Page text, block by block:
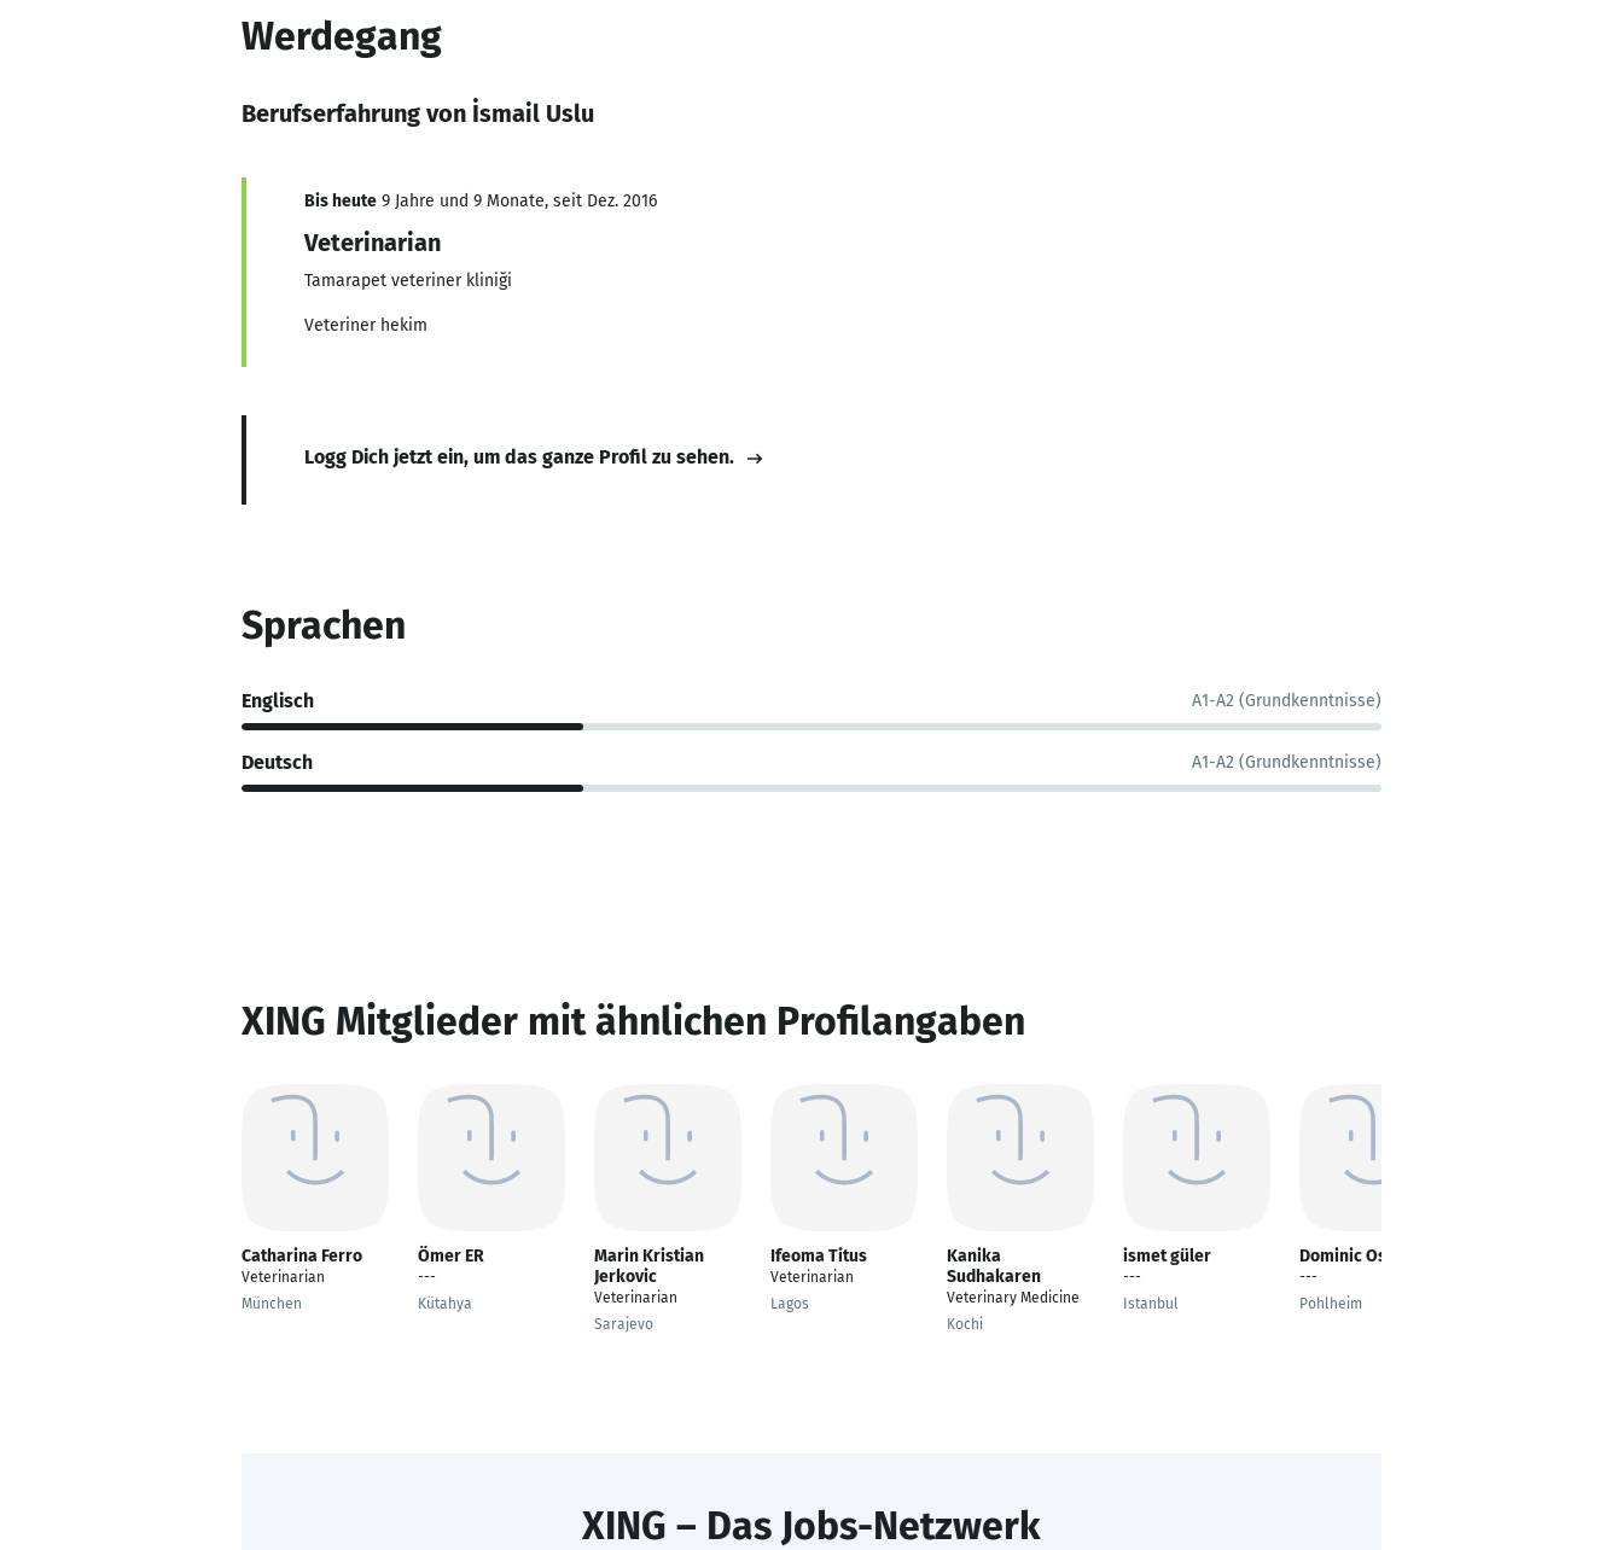
Werdegang
Berufserfahrung von İsmail Uslu
Bis heute 9 Jahre und 9 Monate, seit Dez. 2016
Veterinarian
Tamarapet veteriner kliniği
Veteriner hekim
Logg Dich jetzt ein, um das ganze Profil zu sehen.
Sprachen
Englisch A1-A2 (Grundkenntnisse)
Deutsch A1-A2 (Grundkenntnisse)
XING Mitglieder mit ähnlichen Profilangaben
Catharina Ferro
Veterinarian
München
Ömer ER
---
Kütahya
Marin Kristian
Jerkovic
Veterinarian
Sarajevo
Ifeoma Titus
Veterinarian
Lagos
Kanika
Sudhakaren
Veterinary Medicine
Kochi
ismet güler
---
Istanbul
Dominic Osei
---
Pohlheim
XING – Das Jobs-Netzwerk